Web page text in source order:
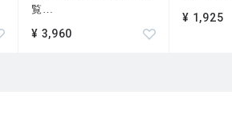
覧
¥ 3,960
¥ 1,925